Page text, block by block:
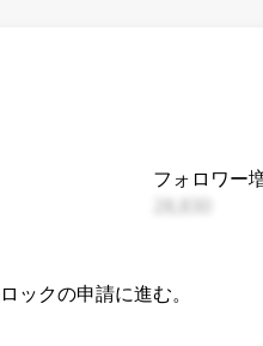
フォロワー
ックの申請に進む。